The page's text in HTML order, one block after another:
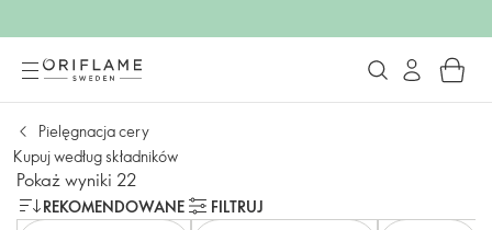
Pielęgnacja cery
Kupuj według składników
Pokaż wyniki 22
REKOMENDOWANE
FILTRUJ